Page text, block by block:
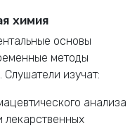
химия
основы
методы
изучат:
анализа
лекарственных